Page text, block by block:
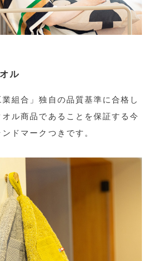
ル
業組合」独自の品質基準に合格し
ル商品であることを保証する今
ドマークつきです。